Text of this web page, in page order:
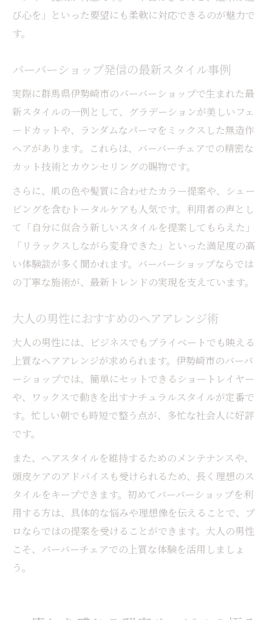
び心を」といった要望にも柔軟に対応できるのが魅力で
す。
バーバーショップ発信の最新スタイル事例
実際に群馬県伊勢崎市のバーバーショップで生まれた最
新スタイルの一例として、グラデーションが美しいフェ
ードカットや、ランダムなパーマをミックスした無造作
ヘアがあります。これらは、バーバーチェアでの精密な
カット技術とカウンセリングの賜物です。
さらに、肌の色や髪質に合わせたカラー提案や、シェー
ビングを含むトータルケアも人気です。利用者の声とし
て「自分に似合う新しいスタイルを提案してもらえた」
「リラックスしながら変身できた」といった満足度の高
い体験談が多く聞かれます。バーバーショップならでは
の丁寧な施術が、最新トレンドの実現を支えています。
大人の男性におすすめのヘアアレンジ術
大人の男性には、ビジネスでもプライベートでも映える
上質なヘアアレンジが求められます。伊勢崎市のバーバ
ーショップでは、簡単にセットできるショートレイヤー
や、ワックスで動きを出すナチュラルスタイルが定番で
す。忙しい朝でも時短で整う点が、多忙な社会人に好評
です。
また、ヘアスタイルを維持するためのメンテナンスや、
頭皮ケアのアドバイスも受けられるため、長く理想のス
タイルをキープできます。初めてバーバーショップを利
用する方は、具体的な悩みや理想像を伝えることで、プ
ロならではの提案を受けることができます。大人の男性
こそ、バーバーチェアでの上質な体験を活用しましょ
う。